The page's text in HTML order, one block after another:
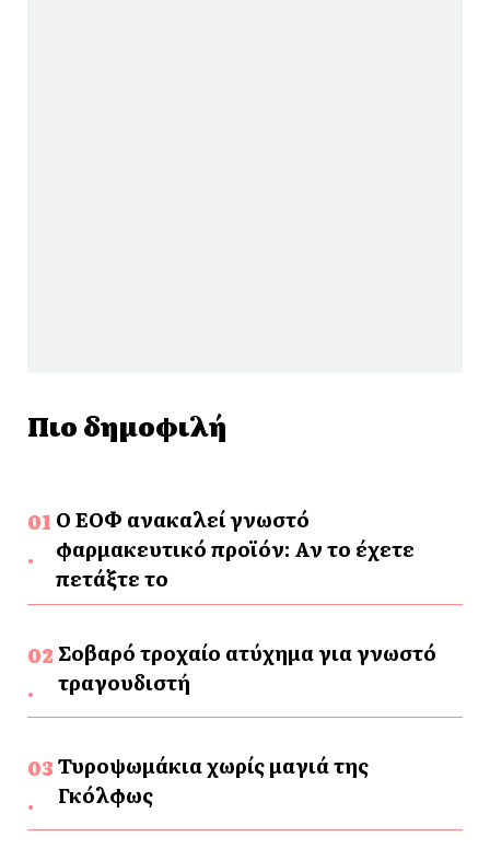
Πιο δημοφιλή
Ο ΕΟΦ ανακαλεί γνωστό
φαρμακευτικό προϊόν: Αν το έχετε
πετάξτε το
Σοβαρό τροχαίο ατύχημα για γνωστό
τραγουδιστή
Τυροψωμάκια χωρίς μαγιά της
Γκόλφως